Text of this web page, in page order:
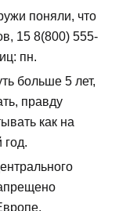
поняли, что
15 8(800) 555-
пн.
больше 5 лет,
правду
как на
год.